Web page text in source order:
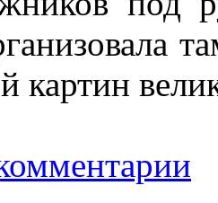
картин